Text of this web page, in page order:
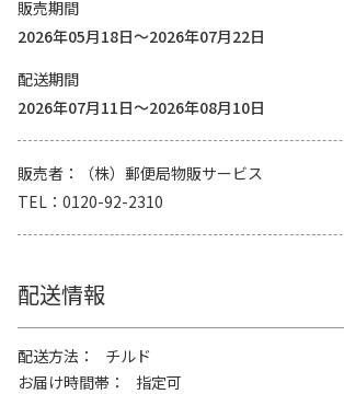
販売期間
2026年05月18日～2026年07月22日
配送期間
2026年07月11日～2026年08月10日
販売者
（株）郵便局物販サービス
TEL
0120-92-2310
配送情報
配送方法
チルド
お届け時間帯
指定可